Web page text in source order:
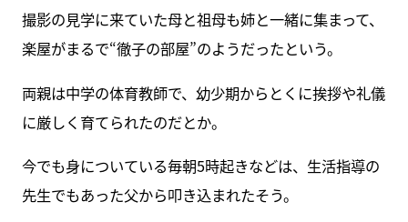
撮影の見学に来ていた母と祖母も姉と一緒に集まって、
楽屋がまるで“徹子の部屋”のようだったという。
両親は中学の体育教師で、幼少期からとくに挨拶や礼儀
に厳しく育てられたのだとか。
今でも身についている毎朝5時起きなどは、生活指導の
先生でもあった父から叩き込まれたそう。